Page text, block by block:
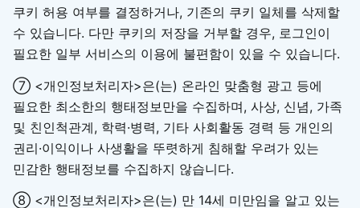
쿠키 허용 여부를 결정하거나, 기존의 쿠키 일체를 삭제할
수 있습니다. 다만 쿠키의 저장을 거부할 경우, 로그인이
필요한 일부 서비스의 이용에 불편함이 있을 수 있습니다.
⑦ <개인정보처리자>은(는) 온라인 맞춤형 광고 등에
필요한 최소한의 행태정보만을 수집하며, 사상, 신념, 가족
및 친인척관계, 학력·병력, 기타 사회활동 경력 등 개인의
권리·이익이나 사생활을 뚜렷하게 침해할 우려가 있는
민감한 행태정보를 수집하지 않습니다.
⑧ <개인정보처리자>은(는) 만 14세 미만임을 알고 있는